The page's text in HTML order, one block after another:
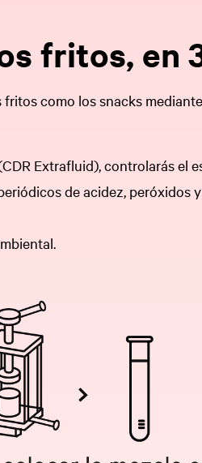
fritos, en
como los snacks
Extrafluid), controlarás el
de acidez, peróxidos